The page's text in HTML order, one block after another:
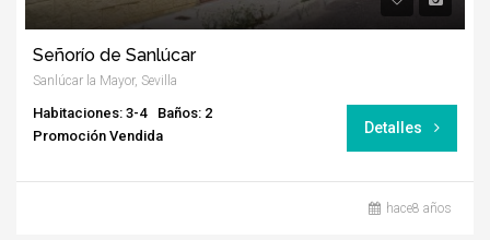
Señorío de Sanlúcar
Sanlúcar la Mayor, Sevilla
Habitaciones: 3-4
Baños: 2
Promoción Vendida
Detalles
hace8 años